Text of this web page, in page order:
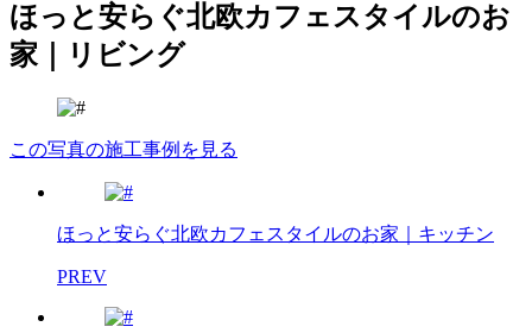
ほっと安らぐ北欧カフェスタイルのお
家｜リビング
この写真の施工事例を見る
ほっと安らぐ北欧カフェスタイルのお家｜キッチン
PREV